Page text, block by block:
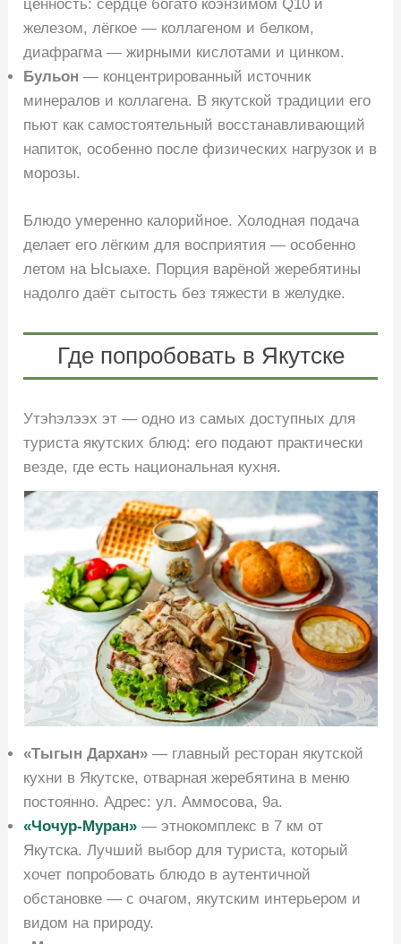
ценность: сердце богато коэнзимом Q10 и
железом, лёгкое — коллагеном и белком,
диафрагма — жирными кислотами и цинком.
Бульон — концентрированный источник
минералов и коллагена. В якутской традиции его
пьют как самостоятельный восстанавливающий
напиток, особенно после физических нагрузок и в
морозы.
Блюдо умеренно калорийное. Холодная подача
делает его лёгким для восприятия — особенно
летом на Ысыахе. Порция варёной жеребятины
надолго даёт сытость без тяжести в желудке.
Где попробовать в Якутске
Утэhэлээх эт — одно из самых доступных для
туриста якутских блюд: его подают практически
везде, где есть национальная кухня.
«Тыгын Дархан» — главный ресторан якутской
кухни в Якутске, отварная жеребятина в меню
постоянно. Адрес: ул. Аммосова, 9а.
«Чочур-Муран» — этнокомплекс в 7 км от
Якутска. Лучший выбор для туриста, который
хочет попробовать блюдо в аутентичной
обстановке — с очагом, якутским интерьером и
видом на природу.